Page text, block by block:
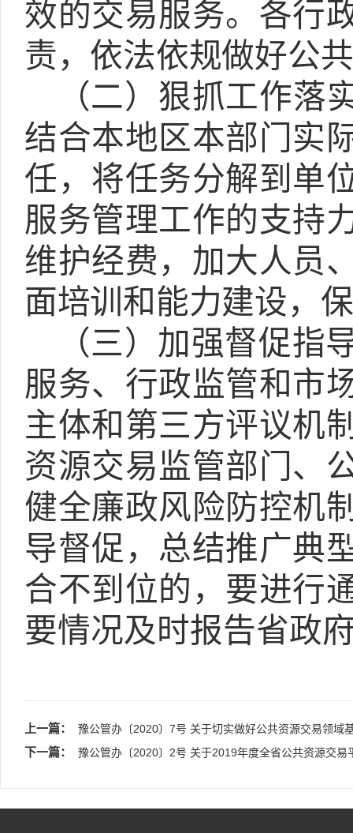
效的交易服务。各行
责，依法依规做好公
（二）狠抓工作落
结合本地区本部门实
任，将任务分解到单
服务管理工作的支持
维护经费，加大人员
面培训和能力建设，
（三）加强督促指
服务、行政监管和市
主体和第三方评议机
资源交易监管部门、
健全廉政风险防控机
导督促，总结推广典
合不到位的，要进行
要情况及时报告省政
上一篇： 豫公管办〔2020〕7号 关于切实做好公共资源交易领域
下一篇： 豫公管办〔2020〕2号 关于2019年度全省公共资源交易